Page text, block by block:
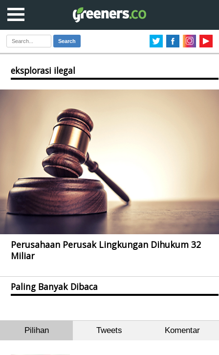
Search
eksplorasi ilegal
Perusahaan Perusak Lingkungan Dihukum 32
Miliar
Paling Banyak Dibaca
Pilihan Tweets Komentar